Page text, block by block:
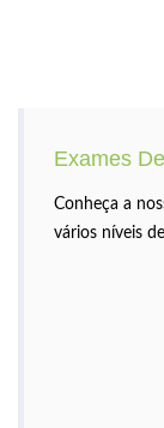
Exames
Conheça a
vários níveis